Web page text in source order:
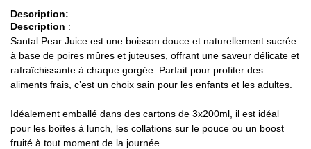
Description:
Description :
Santal Pear Juice est une boisson douce et naturellement sucrée
à base de poires mûres et juteuses, offrant une saveur délicate et
rafraîchissante à chaque gorgée. Parfait pour profiter des
aliments frais, c’est un choix sain pour les enfants et les adultes.
Idéalement emballé dans des cartons de 3x200ml, il est idéal
pour les boîtes à lunch, les collations sur le pouce ou un boost
fruité à tout moment de la journée.